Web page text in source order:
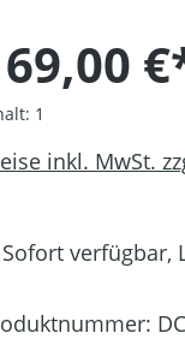
1
inkl. MwSt.
Sofort verfügbar,